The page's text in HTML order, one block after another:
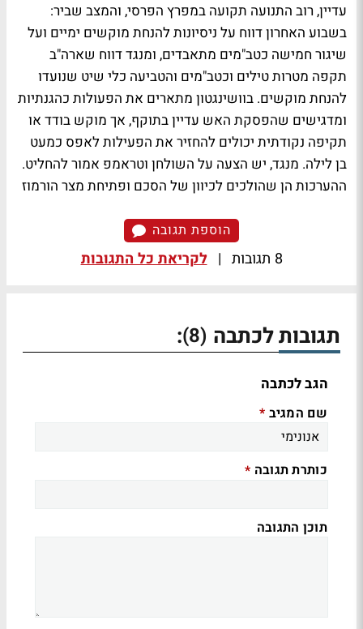
עדיין, רוב התנועה תקועה במפרץ הפרסי, והמצב שביר:
בשבוע האחרון דווח על ניסיונות להנחת מוקשים ימיים ועל
שיגור חמישה כטב"מים מתאבדים, ומנגד דווח שארה"ב
תקפה מטרות טילים וכטב"מים והטביעה כלי שיט שנועדו
להנחת מוקשים. בוושינגטון מתארים את הפעולות כהגנתיות
ומדגישים שהפסקת האש עדיין בתוקף, אך מוקש בודד או
תקיפה נקודתית יכולים להחזיר את הפעילות לאפס כמעט
בן לילה. מנגד, יש הצעה על השולחן וטראמפ אמור להחליט.
ההערכות הן שהולכים לכיוון של הסכם ופתיחת מצר הורמוז
הוספת תגובה
8 תגובות | לקריאת כל התגובות
תגובות לכתבה (8)
:
הגב לכתבה
שם המגיב *
כותרת תגובה *
תוכן התגובה